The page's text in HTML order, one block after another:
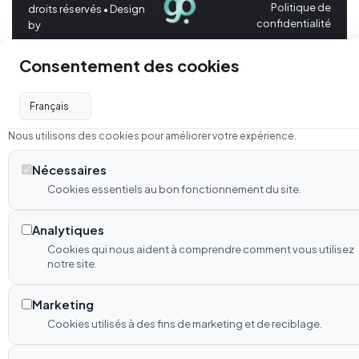
droits réservés • Design
by
Politique de
confidentialité
Consentement des cookies
Nous utilisons des cookies pour améliorer votre expérience.
Nécessaires
Cookies essentiels au bon fonctionnement du site.
Analytiques
Cookies qui nous aident à comprendre comment vous utilisez
notre site.
Marketing
Cookies utilisés à des fins de marketing et de reciblage.